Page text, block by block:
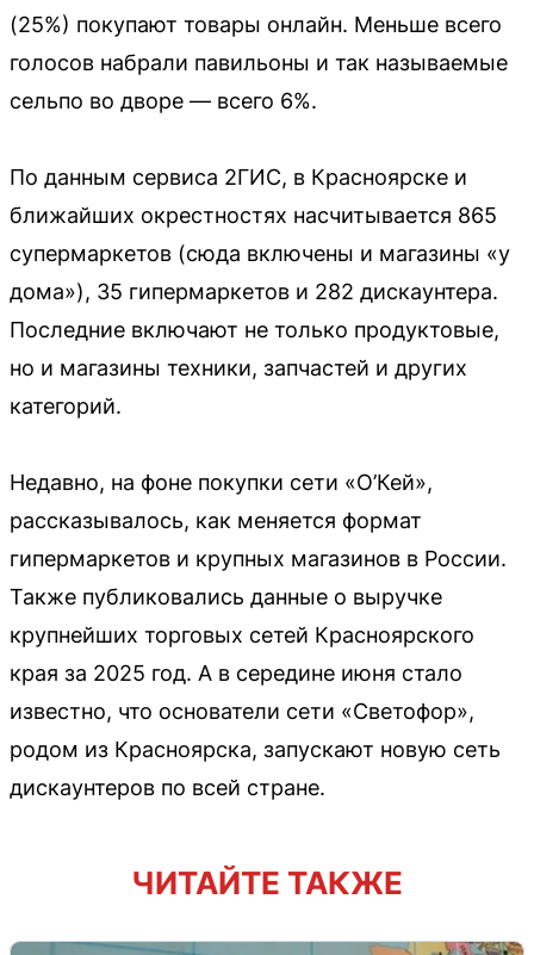
(25%) покупают товары онлайн. Меньше всего
голосов набрали павильоны и так называемые
сельпо во дворе — всего 6%.
По данным сервиса 2ГИС, в Красноярске и
ближайших окрестностях насчитывается 865
супермаркетов (сюда включены и магазины «у
дома»), 35 гипермаркетов и 282 дискаунтера.
Последние включают не только продуктовые,
но и магазины техники, запчастей и других
категорий.
Недавно, на фоне покупки сети «О’Кей»,
рассказывалось, как меняется формат
гипермаркетов и крупных магазинов в России.
Также публиковались данные о выручке
крупнейших торговых сетей Красноярского
края за 2025 год. А в середине июня стало
известно, что основатели сети «Светофор»,
родом из Красноярска, запускают новую сеть
дискаунтеров по всей стране.
ЧИТАЙТЕ ТАКЖЕ